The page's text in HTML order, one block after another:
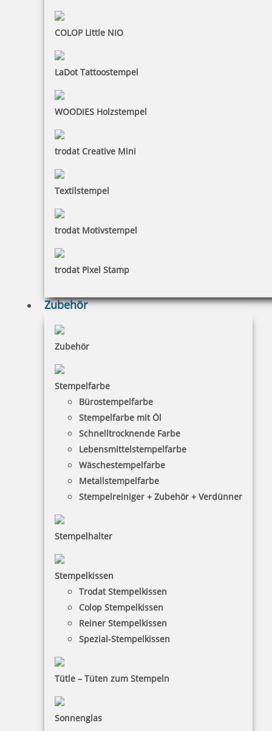
COLOP Little NIO
LaDot Tattoostempel
WOODIES Holzstempel
trodat Creative Mini
Textilstempel
trodat Motivstempel
trodat Pixel Stamp
Zubehör
Zubehör
Stempelfarbe
Bürostempelfarbe
Stempelfarbe mit Öl
Schnelltrocknende Farbe
Lebensmittelstempelfarbe
Wäschestempelfarbe
Metallstempelfarbe
Stempelreiniger + Zubehör + Verdünner
Stempelhalter
Stempelkissen
Trodat Stempelkissen
Colop Stempelkissen
Reiner Stempelkissen
Spezial-Stempelkissen
Tütle – Tüten zum Stempeln
Sonnenglas
Jetzt gestalten
Heri Stamp & Touch Pen 3308 Stempelkugelschreiber Wood-
Smartpen Heri Stamp & Touch Pen 3309 Stempelkugelschreiber
46,40 €
Jetzt gestalten
81,18 €
Jetzt gestalten